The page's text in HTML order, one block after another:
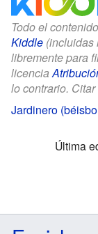
Todo el
Kiddle (incluidas
libremente para
licencia
lo contrario.
Jardinero
Última